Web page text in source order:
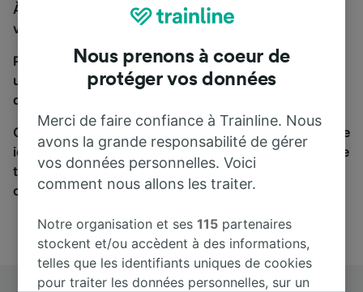
À la recherche d'un bus de Achim à Oldenburg (Oldb),
vous êtes au bon endroit.
Pour trouver des billets de bus, lancez simplement
une recherche ci-dessus. Nous comparons les temps
de trajets et les prix des voyages, en train et en bus.
Qu’importe votre destination, votre voyage commence
ici. Nous collaborons avec plus de 170 compagnies de
train et de bus. Consultez et achetez vos billets sur
cette page.
Nous prenons à coeur de
protéger vos données
Merci de faire confiance à Trainline. Nous
avons la grande responsabilité de gérer
vos données personnelles. Voici
comment nous allons les traiter.
Notre organisation et ses115 partenaires
stockent et/ou accèdent à des informations,
telles que les identifiants uniques de cookies
pour traiter les données personnelles, sur un